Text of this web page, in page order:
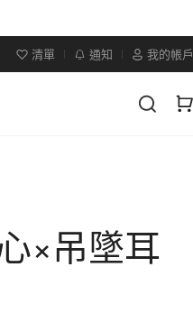
清單 通知 我的帳戶
×吊墜耳